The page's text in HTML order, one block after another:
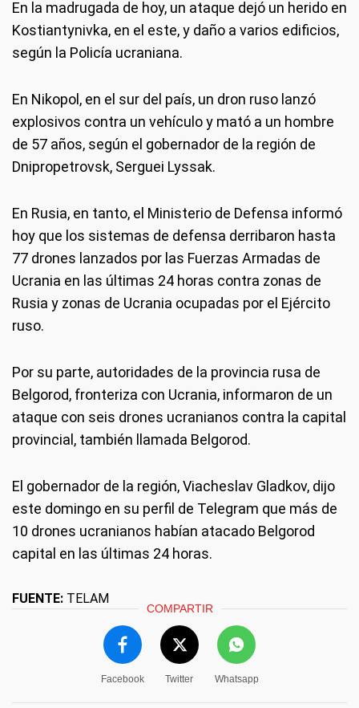
En la madrugada de hoy, un ataque dejó un herido en
Kostiantynivka, en el este, y daño a varios edificios,
según la Policía ucraniana.
En Nikopol, en el sur del país, un dron ruso lanzó
explosivos contra un vehículo y mató a un hombre
de 57 años, según el gobernador de la región de
Dnipropetrovsk, Serguei Lyssak.
En Rusia, en tanto, el Ministerio de Defensa informó
hoy que los sistemas de defensa derribaron hasta
77 drones lanzados por las Fuerzas Armadas de
Ucrania en las últimas 24 horas contra zonas de
Rusia y zonas de Ucrania ocupadas por el Ejército
ruso.
Por su parte, autoridades de la provincia rusa de
Belgorod, fronteriza con Ucrania, informaron de un
ataque con seis drones ucranianos contra la capital
provincial, también llamada Belgorod.
El gobernador de la región, Viacheslav Gladkov, dijo
este domingo en su perfil de Telegram que más de
10 drones ucranianos habían atacado Belgorod
capital en las últimas 24 horas.
FUENTE: TELAM
COMPARTIR
Facebook Twitter Whatsapp